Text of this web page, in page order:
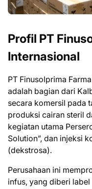
Profil PT
Internasional
PT Finusolprima
adalah bagian dari
secara komersil pada
produksi cairan steril
kegiatan utama
Solution”, dan injeksi
(dekstrosa).
Perusahaan ini
infus, yang diberi label